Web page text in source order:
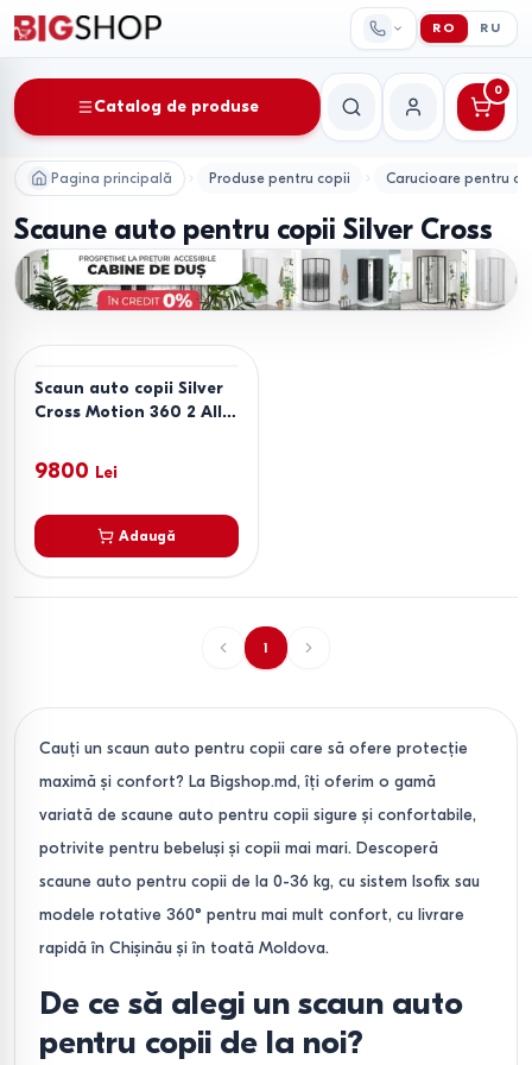
RO RU
Catalog de produse
CăutareContul meu
0
Pagina principală Produse pentru copii Carucioare pentru
Scaune auto pentru copii Silver Cross
Scaun auto copii Silver
Cross Motion 360 2 All
9800 Lei
Adaugă
1
Cauți un scaun auto pentru copii care să ofere protecție
maximă și confort? La Bigshop.md, îți oferim o gamă
variată de scaune auto pentru copii sigure și confortabile,
potrivite pentru bebeluși și copii mai mari. Descoperă
scaune auto pentru copii de la 0-36 kg, cu sistem Isofix sau
modele rotative 360° pentru mai mult confort, cu livrare
rapidă în Chișinău și în toată Moldova.
De ce să alegi un scaun auto
pentru copii de la noi?